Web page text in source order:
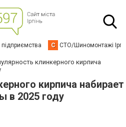
підприємства С СТО/Шиномонтажі
клинкерного кирпича
кирпича набирает
в 2025 году